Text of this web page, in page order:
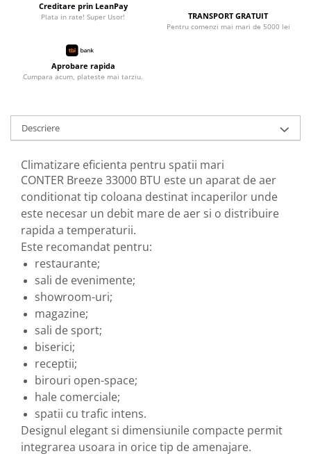
Creditare prin LeanPay
Plata in rate! Super Usor! TRANSPORT GRATUIT
Pentru comenzi mai mari de 5000 lei
Aprobare rapida
Cumpara acum, plateste mai tarziu.
Descriere
Climatizare eficienta pentru spatii mari
CONTER Breeze 33000 BTU este un aparat de aer
conditionat tip coloana destinat incaperilor unde
este necesar un debit mare de aer si o distribuire
rapida a temperaturii.
Este recomandat pentru:
restaurante;
sali de evenimente;
showroom-uri;
magazine;
sali de sport;
biserici;
receptii;
birouri open-space;
hale comerciale;
spatii cu trafic intens.
Designul elegant si dimensiunile compacte permit
integrarea usoara in orice tip de amenajare.